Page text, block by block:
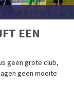
EEN
geen grote club,
geen moeite